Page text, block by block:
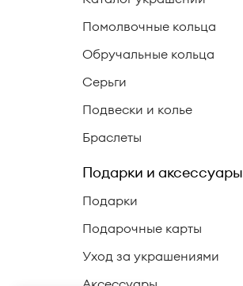
Помолвочные кольца
Обручальные кольца
Серьги
Подвески и колье
Браслеты
Подарки и аксессуары
Подарки
Подарочные карты
Уход за украшениями